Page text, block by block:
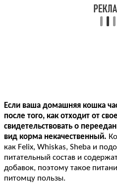
Если ваша домашняя кошка
после того, как отходит от
свидетельствовать о
вид корма некачественный.
как Felix, Whiskas, Sheba и
питательный состав и
добавок, поэтому такое
питомцу пользы.